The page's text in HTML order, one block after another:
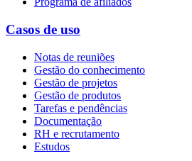
Casos de uso
Notas de reuniões
Gestão do conhecimento
Gestão de projetos
Gestão de produtos
Tarefas e pendências
Documentação
RH e recrutamento
Estudos